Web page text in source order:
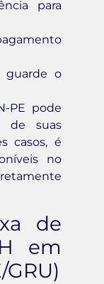
para
guarde o
PE pode
de suas
casos, é
no
de
em